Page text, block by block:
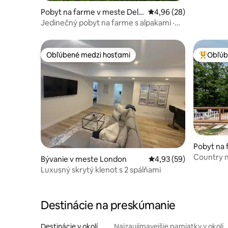
Pobyt na farme v meste Delh
i
Priemerné
4,96 (28)
Jedinečný pobyt na farme s alpakami ·
Obľúbené medzi hosťami
Obľúbené medzi hosťami
Bývanie v meste London Priemerné
4,93 (59)
Luxusný skrytý klenot s 2 spálňami
Pobyt na
mer
Country
Destinácie na preskúmanie